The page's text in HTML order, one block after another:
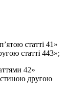
статті 41»
статті 443»;
42»
другою